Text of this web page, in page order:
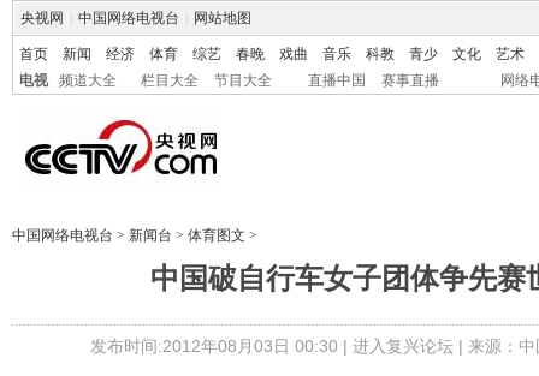
央视网 中国网络电视台 网站地图
首页 新闻 经济 体育 综艺 春晚 戏曲 音乐 科教 青少 文化
艺术
电视
频道大全 栏目大全 节目大全 直播中国 赛事直播 网络
中国网络电视台 > 新闻台 > 体育图文 >
中国破自行车女子团体争先赛
发布时间:2012年08月03日 00:30 | 进入复兴论坛| 来源：